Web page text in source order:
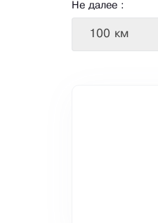
Не далее :
100 км